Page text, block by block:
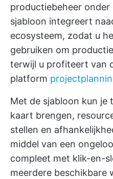
productiebeheer
sjabloon integreert
ecosysteem, zodat u
gebruiken om
terwijl u profiteert van
platform
Met de sjabloon kun je
kaart brengen,
stellen en
middel van een
compleet met klik-en-
meerdere beschikbare